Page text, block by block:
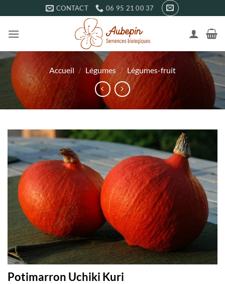
au
contenu
CONTACT 06 95 21 00 37
Accueil / Légumes / Légumes-fruit
Potimarron Uchiki Kuri